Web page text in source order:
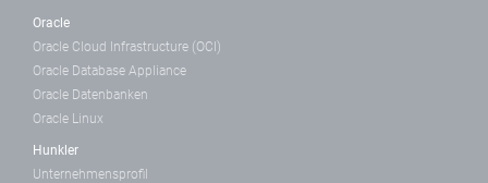
Oracle
Oracle Cloud Infrastructure (OCI)
Oracle Database Appliance
Oracle Datenbanken
Oracle Linux
Hunkler
Unternehmensprofil